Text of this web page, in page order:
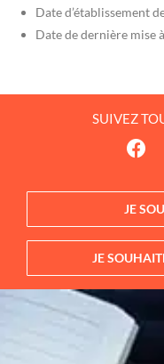
Date d’établissement
Date de dernière mise
SUIVEZ
JE
JE